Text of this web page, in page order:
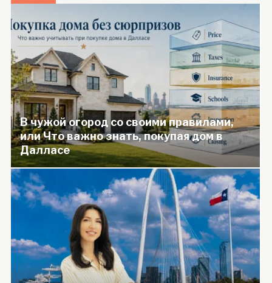
В чужой огород со своими правилами,
или Что важно знать, покупая дом в
Далласе